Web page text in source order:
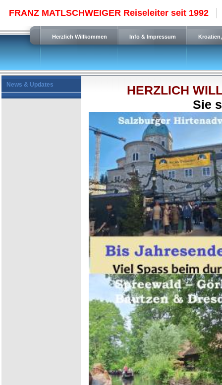
FRANZ MATLSCHWEIGER Reiseleiter seit 1992
Herzlich Willkommen Info & Impressum
News & Updates
HERZLICH
Sie sind